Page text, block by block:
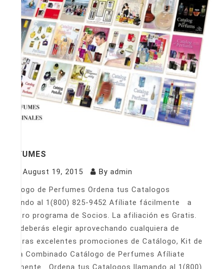
PERFUMES
August 19, 2015 By admin
Catálogo de Perfumes Ordena tus Catalogos
llamando al 1(800) 825-9452 Afíliate fácilmente a
nuestro programa de Socios. La afiliación es Gratis.
Sólo deberás elegir aprovechando cualquiera de
nuestras excelentes promociones de Catálogo, Kit de
Venta Combinado Catálogo de Perfumes Afíliate
fácilmente Ordena tus Catalogos llamando al 1(800)